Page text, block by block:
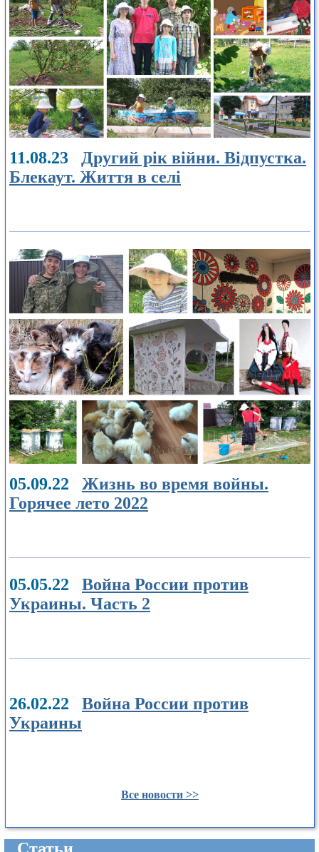
11.08.23 Другий рік війни. Відпустка.
Блекаут. Життя в селі
05.09.22 Жизнь во время войны.
Горячее лето 2022
05.05.22 Война России против
Украины. Часть 2
26.02.22 Война России против
Украины
Все новости >>
Cтатьи